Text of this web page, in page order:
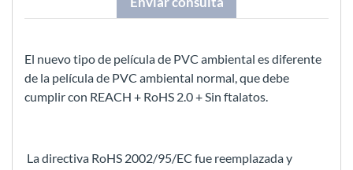
El nuevo tipo de película de PVC ambiental es diferente
de la película de PVC ambiental normal, que debe
cumplir con REACH + RoHS 2.0 + Sin ftalatos.
La directiva RoHS 2002/95/EC fue reemplazada y